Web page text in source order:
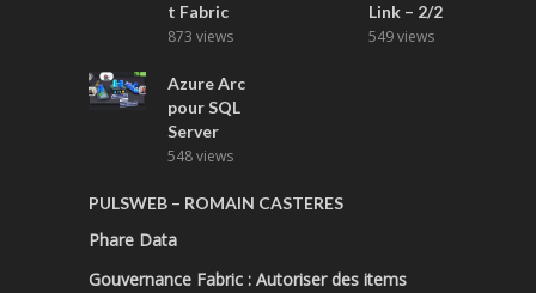
t Fabric
873 views
Link – 2/2
549 views
Azure Arc
pour SQL
Server
548 views
PULSWEB – ROMAIN CASTERES
Phare Data
Gouvernance Fabric : Autoriser des items